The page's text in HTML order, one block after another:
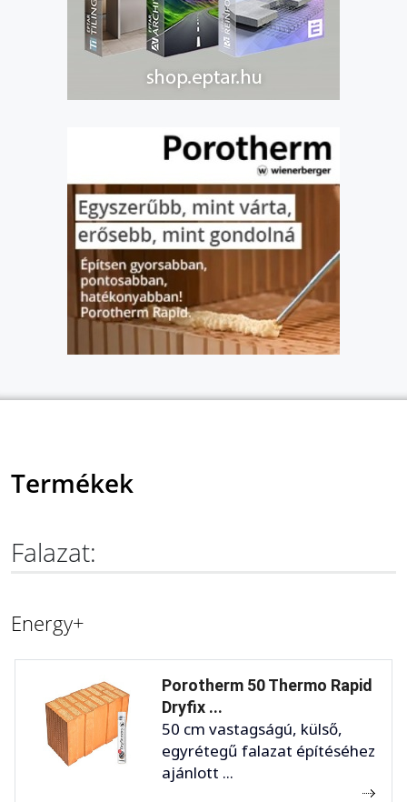
Termékek
Falazat:
Energy+
Porotherm 50 Thermo Rapid
Dryfix ...
50 cm vastagságú, külső,
egyrétegű falazat építéséhez
ajánlott ...